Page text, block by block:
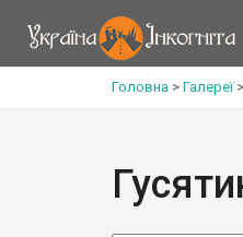
Головна > Галереї